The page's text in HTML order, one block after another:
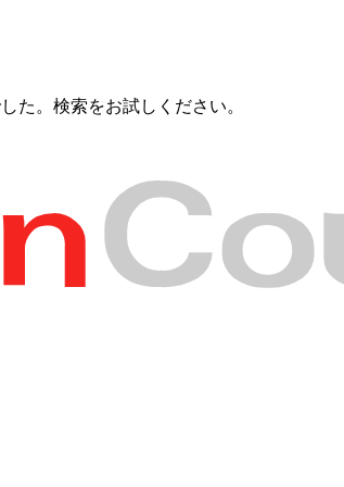
た。検索をお試しください。